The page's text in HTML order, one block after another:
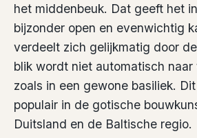
het middenbeuk. Dat geeft het
bijzonder open en evenwichtig
verdeelt zich gelijkmatig door
blik wordt niet automatisch
zoals in een gewone basiliek.
populair in de gotische
Duitsland en de Baltische regio.